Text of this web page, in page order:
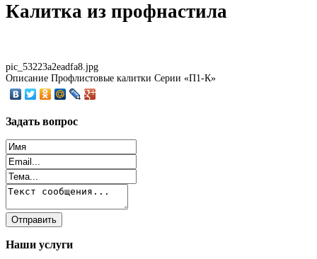
Калитка из профнастила
pic_53223a2eadfa8.jpg
Описание Профлистовые калитки Серии «П1-К»
Задать вопрос
Наши услуги